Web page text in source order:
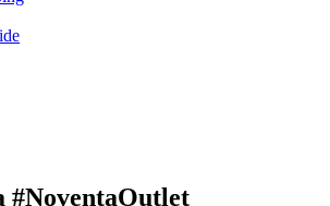
#NoventaOutlet